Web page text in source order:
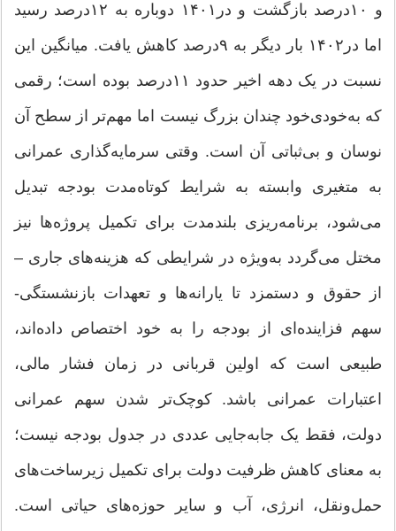
و ۱۰‌درصد بازگشت و در۱۴۰۱ دوباره به ۱۲‌درصد رسید
اما در۱۴۰۲ بار دیگر به ۹‌درصد کاهش یافت. میانگین این
نسبت در یک دهه اخیر حدود ۱۱‌درصد بوده است؛ رقمی
که به‌خودی‌خود چندان بزرگ نیست اما مهم‌تر از سطح آن
نوسان و بی‌ثباتی آن است. وقتی سرمایه‌گذاری عمرانی
به متغیری وابسته به شرایط کوتاه‌مدت بودجه تبدیل
می‌شود، برنامه‌ریزی بلندمدت برای تکمیل پروژه‌ها نیز
مختل می‌گردد به‌ویژه در شرایطی که هزینه‌های جاری –
از حقوق و دستمزد تا یارانه‌ها و تعهدات بازنشستگی-
سهم فزاینده‌ای از بودجه را به خود اختصاص داده‌اند،
طبیعی است که اولین قربانی در زمان فشار مالی،
اعتبارات عمرانی باشد. کوچک‌تر شدن سهم عمرانی
دولت، فقط یک جابه‌جایی عددی در جدول بودجه نیست؛
به معنای کاهش ظرفیت دولت برای تکمیل زیرساخت‌های
حمل‌ونقل، انرژی، آب و سایر حوزه‌های حیاتی است.